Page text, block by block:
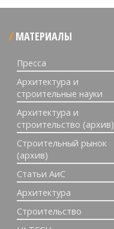
МАТЕРИАЛЫ
Пресса
Архитектура и
строительные науки
Архитектура и
строительство (архив)
Строительный рынок
(архив)
Статьи АиС
Архитектура
Строительство